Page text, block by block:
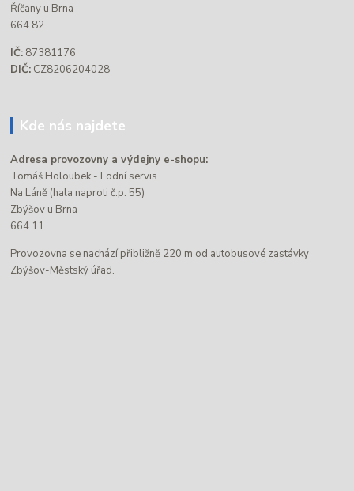
Říčany u Brna
664 82
IČ: 87381176
DIČ: CZ8206204028
Kde nás najdete
Adresa provozovny a výdejny e-shopu:
Tomáš Holoubek - Lodní servis
Na Láně (hala naproti č.p. 55)
Zbýšov u Brna
664 11
Provozovna se nachází přibližně 220 m od autobusové zastávky
Zbýšov-Městský úřad.